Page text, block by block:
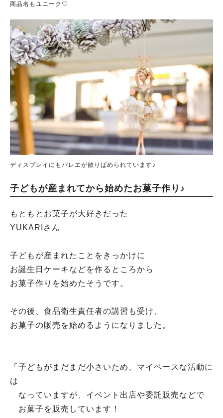
商品名もユニーク♡
ディスプレイにもバレエが散りばめられています♪
子どもが産まれてから始めたお菓子作り♪
もともとお菓子が大好きだった
YUKARIさん
子どもが産まれたことをきっかけに
お誕生日ケーキなどを作るところから
お菓子作りを始めたそうです。
その後、食品衛生責任者の講習も受け、
お菓子の販売を始めるようになりました。
「子どもがまだまだ小さいため、マイペースな活動に
は
なっていますが、イベント出店や委託販売などで
お菓子を販売しています！